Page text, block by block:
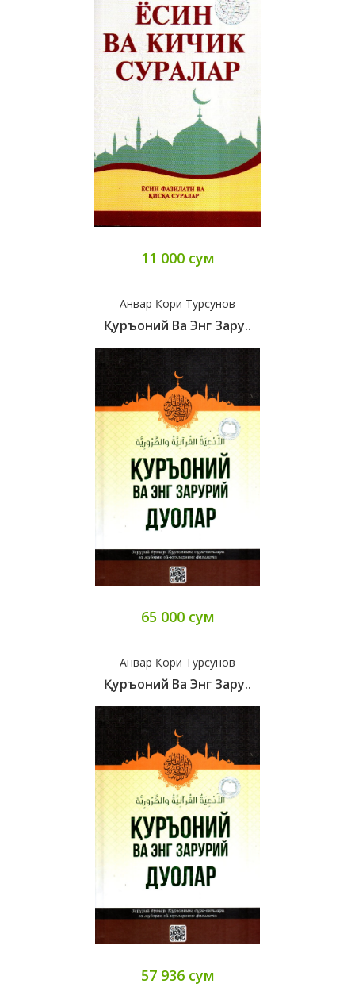
11 000 сум
Анвар Қори Турсунов
Қуръоний Ва Энг Зару..
65 000 сум
Анвар Қори Турсунов
Қуръоний Ва Энг Зару..
57 936 сум